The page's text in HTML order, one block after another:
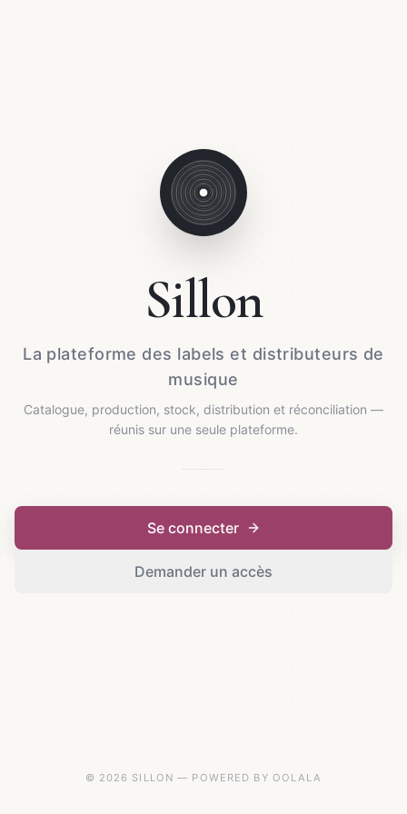
Sillon
La plateforme des labels et distributeurs de
musique
Catalogue, production, stock, distribution et réconciliation —
réunis sur une seule plateforme.
Se connecter
Demander un accès
© 2026 SILLON — POWERED BY OOLALA